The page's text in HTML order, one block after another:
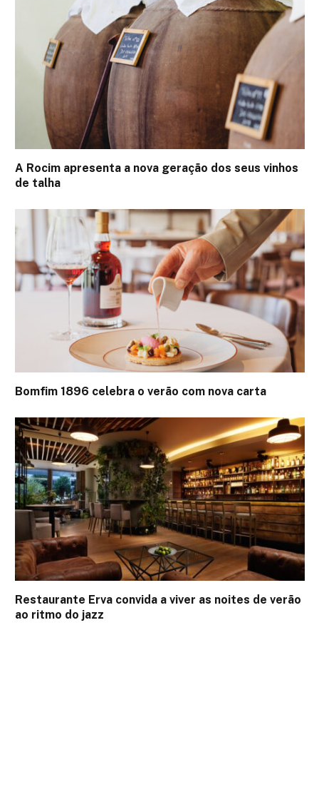
A Rocim apresenta a nova geração dos seus vinhos
de talha
Bomfim 1896 celebra o verão com nova carta
Restaurante Erva convida a viver as noites de verão
ao ritmo do jazz